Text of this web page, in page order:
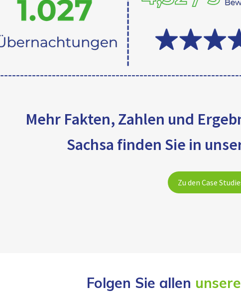
Mehr Fakten, Zahlen und
Sachsa finden Sie in
Zu den Case
Folgen Sie allen